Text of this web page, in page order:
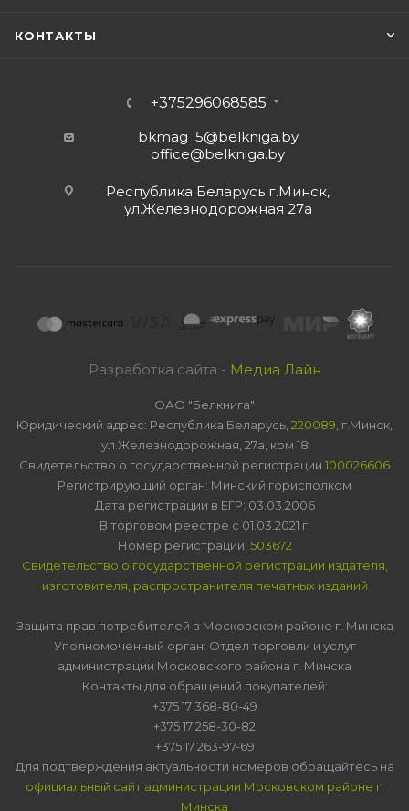
КОНТАКТЫ
+375296068585
bkmag_5@belkniga.by
office@belkniga.by
Республика Беларусь г.Минск,
ул.Железнодорожная 27а
Разработка сайта - Медиа Лайн
ОАО "Белкнига"
Юридический адрес: Республика Беларусь, 220089 , г.Минск,
ул.Железнодорожная, 27а, ком 18
Свидетельство о государственной регистрации 100026606
Регистрирующий орган: Минский горисполком
Дата регистрации в ЕГР: 03.03.2006
В торговом реестре с 01.03.2021 г.
Номер регистрации: 503672
Свидетельство о государственной регистрации издателя,
изготовителя, распространителя печатных изданий
Защита прав потребителей в Московском районе г. Минска
Уполномоченный орган: Отдел торговли и услуг
администрации Московского района г. Минска
Контакты для обращений покупателей:
+375 17 368-80-49
+375 17 258-30-82
+375 17 263-97-69
Для подтверждения актуальности номеров обращайтесь на
официальный сайт администрации Московском районе г.
Минска